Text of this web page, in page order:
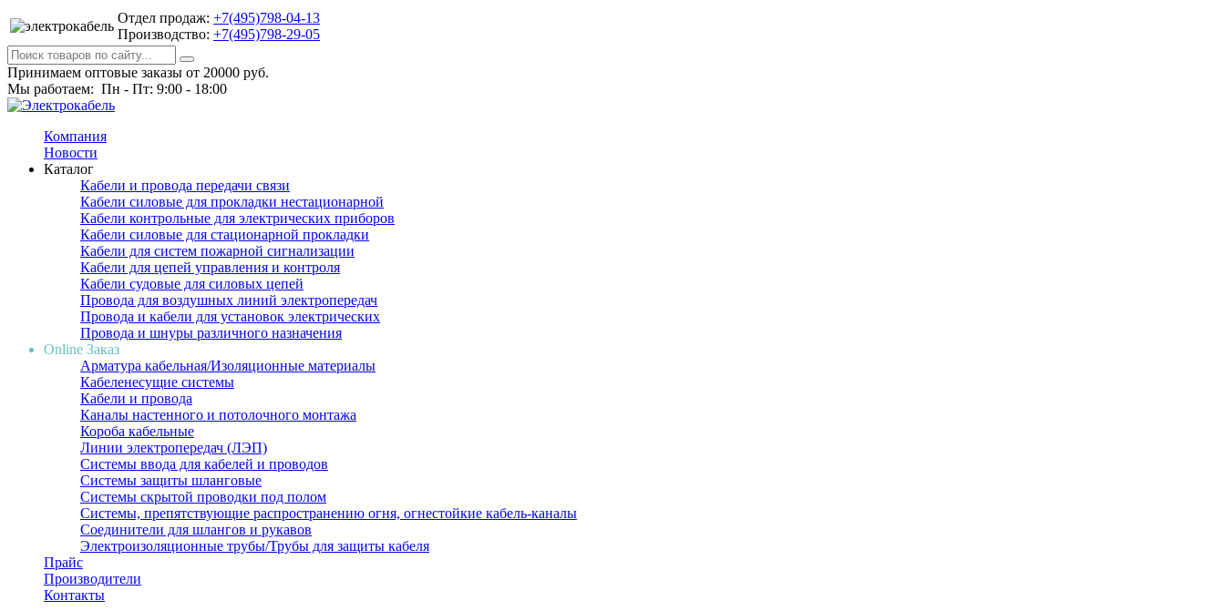
Отдел продаж: +7(495)798-04-13
Производство: +7(495)798-29-05
Принимаем оптовые заказы от 20000 руб.
Мы работаем: Пн - Пт: 9:00 - 18:00
Компания
Новости
Каталог
Кабели и провода передачи связи
Кабели силовые для прокладки нестационарной
Кабели контрольные для электрических приборов
Кабели силовые для стационарной прокладки
Кабели для систем пожарной сигнализации
Кабели для цепей управления и контроля
Кабели судовые для силовых цепей
Провода для воздушных линий электропередач
Провода и кабели для установок электрических
Провода и шнуры различного назначения
Online Заказ
Арматура кабельная/Изоляционные материалы
Кабеленесущие системы
Кабели и провода
Каналы настенного и потолочного монтажа
Короба кабельные
Линии электропередач (ЛЭП)
Системы ввода для кабелей и проводов
Системы защиты шланговые
Системы скрытой проводки под полом
Системы, препятствующие распространению огня, огнестойкие кабель-каналы
Соединители для шлангов и рукавов
Электроизоляционные трубы/Трубы для защиты кабеля
Прайс
Производители
Контакты